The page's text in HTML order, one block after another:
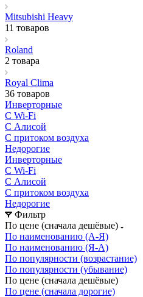
Mitsubishi Heavy
11 товаров
Roland
2 товара
Royal Clima
36 товаров
Инверторные
С Wi-Fi
С Алисой
С притоком воздуха
Недорогие
Инверторные
С Wi-Fi
С Алисой
С притоком воздуха
Недорогие
Фильтр
По цене (сначала дешёвые)
По наименованию (А-Я)
По наименованию (Я-А)
По популярности (возрастание)
По популярности (убывание)
По цене (сначала дешёвые)
По цене (сначала дорогие)